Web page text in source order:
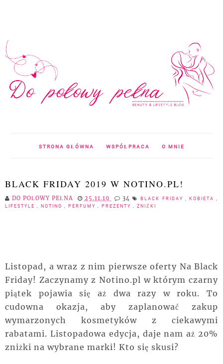
STRONA GŁÓWNA WSPÓŁPRACA O MNIE
BLACK FRIDAY 2019 W NOTINO.PL!
DO POŁOWY PEŁNA 25.11.19 34 BLACK FRIDAY KOBIETA
LIFESTYLE
NOTINO PERFUMY PREZENTY ZNIŻKI
Listopad, a wraz z nim pierwsze oferty Na Black
Friday! Zaczynamy z Notino.pl w którym czarny
piątek pojawia się aż dwa razy w roku. To
cudowna okazja, aby zaplanować zakup
wymarzonych kosmetyków z ciekawymi
rabatami. Listopadowa edycja, daje nam aż 20%
zniżki na wybrane marki! Kto się skusi?